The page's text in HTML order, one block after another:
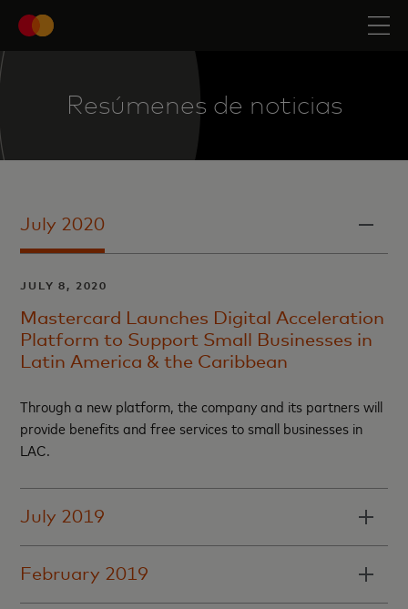
Resúmenes de noticias
July 2020
JULY 8, 2020
Mastercard Launches Digital Acceleration
Platform to Support Small Businesses in
Latin America & the Caribbean
Through a new platform, the company and its partners will
provide benefits and free services to small businesses in
LAC.
July 2019
February 2019